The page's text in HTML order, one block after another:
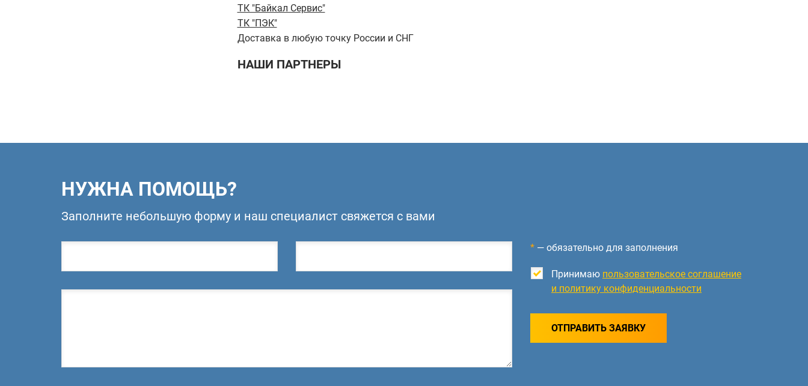
ТК "Байкал Сервис"
ТК "ПЭК"
Доставка в любую точку России и СНГ
НАШИ ПАРТНЕРЫ
НУЖНА ПОМОЩЬ?
Заполните небольшую форму и наш специалист свяжется с вами
* — обязательно для заполнения
Принимаю пользовательское соглашение
и политику конфиденциальности
ОТПРАВИТЬ ЗАЯВКУ